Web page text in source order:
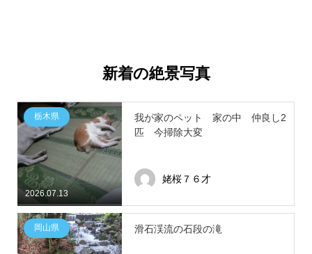
新着の絶景写真
2026.07.13
栃木県
我が家のペット 家の中 仲良し2
匹 今掃除大変
姥桜７６才
岡山県 滑石渓流の石段の滝